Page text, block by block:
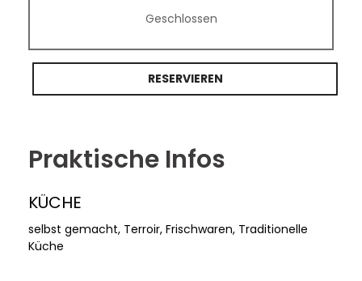
Geschlossen
RESERVIEREN
Praktische Infos
KÜCHE
selbst gemacht, Terroir, Frischwaren, Traditionelle
Küche